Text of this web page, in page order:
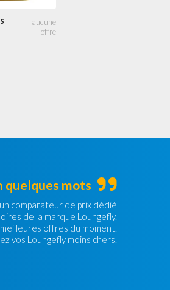
quelques mots
comparateur de prix dédié
de la marque Loungefly.
offres du moment.
vos Loungefly moins chers.